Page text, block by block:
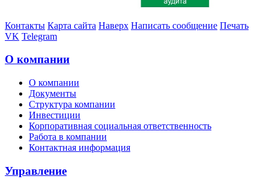
Контакты Карта сайта Наверх Написать сообщение Печать
VK Telegram
О компании
О компании
Документы
Структура компании
Инвестиции
Корпоративная социальная ответственность
Работа в компании
Контактная информация
Управление